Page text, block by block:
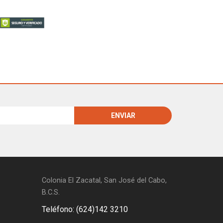
Colonia El Zacatal, San José del Cabo,
B.C.S.
Teléfono: (624)142 3210